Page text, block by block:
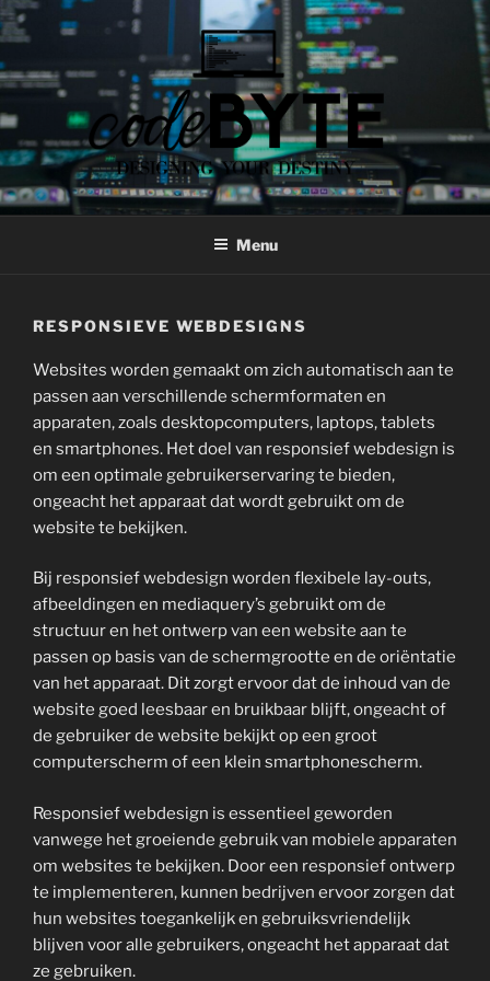
Skip
to
content
CODEBYTE
Designing your Destiny
Menu
RESPONSIEVE WEBDESIGNS
Websites worden gemaakt om zich automatisch aan te
passen aan verschillende schermformaten en
apparaten, zoals desktopcomputers, laptops, tablets
en smartphones. Het doel van responsief webdesign is
om een optimale gebruikerservaring te bieden,
ongeacht het apparaat dat wordt gebruikt om de
website te bekijken.
Bij responsief webdesign worden flexibele lay-outs,
afbeeldingen en mediaquery’s gebruikt om de
structuur en het ontwerp van een website aan te
passen op basis van de schermgrootte en de oriëntatie
van het apparaat. Dit zorgt ervoor dat de inhoud van de
website goed leesbaar en bruikbaar blijft, ongeacht of
de gebruiker de website bekijkt op een groot
computerscherm of een klein smartphonescherm.
Responsief webdesign is essentieel geworden
vanwege het groeiende gebruik van mobiele apparaten
om websites te bekijken. Door een responsief ontwerp
te implementeren, kunnen bedrijven ervoor zorgen dat
hun websites toegankelijk en gebruiksvriendelijk
blijven voor alle gebruikers, ongeacht het apparaat dat
ze gebruiken.